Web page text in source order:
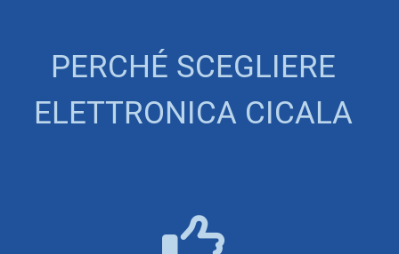
PERCHÉ SCEGLIERE
ELETTRONICA CICALA